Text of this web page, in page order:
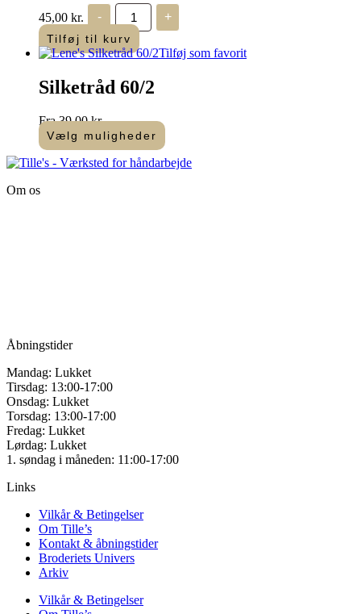
vælges
på
varesiden
45,00 kr. -
DMC
Diamant
Grande
-
Guld
G3821
+
Tilføj til kurv
Tilføj som favorit
Silketråd 60/2
Fra39,00kr.
Vælg muligheder
Dette
vare
flere
Om os
Åbningstider
Mandag: Lukket
Tirsdag: 13:00-17:00
Onsdag: Lukket
Torsdag: 13:00-17:00
Fredag: Lukket
Lørdag: Lukket
1. søndag i måneden: 11:00-17:00
Links
Vilkår & Betingelser
Om Tille’s
Kontakt & åbningstider
Broderiets Univers
Arkiv
Vilkår & Betingelser